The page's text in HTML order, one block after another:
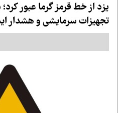
سرمایشی و هشدار ایمنی